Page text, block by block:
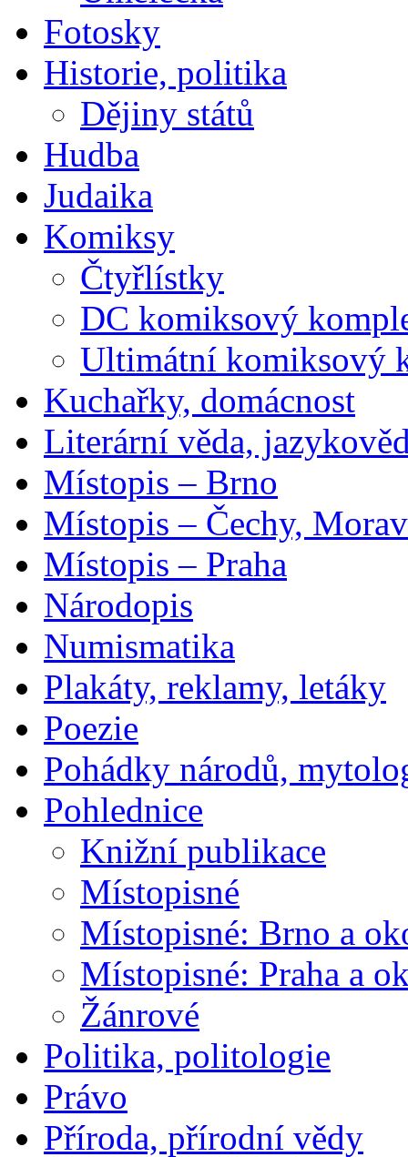
Fotosky
Historie, politika
Dějiny států
Hudba
Judaika
Komiksy
Čtyřlístky
DC komiksový
Ultimátní komiksový
Kuchařky, domácnost
Literární věda,
Místopis – Brno
Místopis – Čechy,
Místopis – Praha
Národopis
Numismatika
Plakáty, reklamy, letáky
Poezie
Pohádky národů,
Pohlednice
Knižní publikace
Místopisné
Místopisné: Brno a
Místopisné: Praha a
Žánrové
Politika, politologie
Právo
Příroda, přírodní vědy